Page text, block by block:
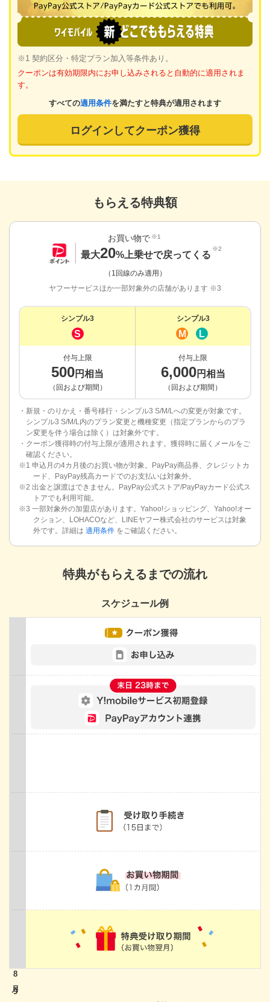
※1 契約区分・特定プラン加入等条件あり。
クーポンは有効期限内にお申し込みされると自動的に適用されま
す。
すべての適用条件を満たすと特典が適用されます
ログインしてクーポン獲得
もらえる特典額
お買い物で ※1
最大20%上乗せで戻ってくる
※2
（1回線のみ適用）
ヤフーサービスほか一部対象外の店舗があります ※3
シンプル3
S
シンプル3
M L
付与上限
500円相当
（回および期間）
付与上限
6,000円相当
（回および期間）
・新規・のりかえ・番号移行・シンプル3 S/M/Lへの変更が対象です。
シンプル3 S/M/L内のプラン変更と機種変更（指定プランからのプラ
ン変更を伴う場合は除く）は対象外です。
・クーポン獲得時の付与上限が適用されます。獲得時に届くメールをご
確認ください。
※1 申込月の4カ月後のお買い物が対象。PayPay商品券、クレジットカ
ード、PayPay残高カードでのお支払いは対象外。
※2 出金と譲渡はできません。PayPay公式ストア/PayPayカード公式ス
トアでも利用可能。
※3 一部対象外の加盟店があります。Yahoo!ショッピング、Yahoo!オー
クション、LOHACOなど、LINEヤフー株式会社のサービスは対象
外です。詳細は 適用条件 をご確認ください。
特典がもらえるまでの流れ
スケジュール例
8
9